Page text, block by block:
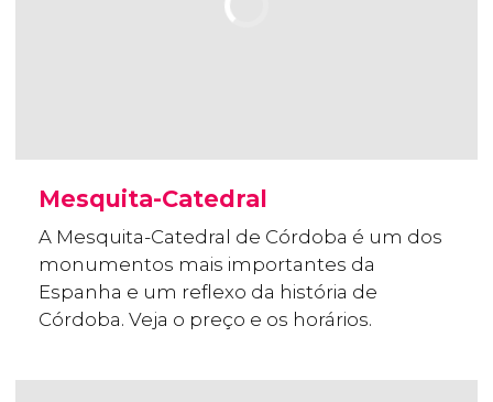
Mesquita-Catedral
A Mesquita-Catedral de Córdoba é um dos
monumentos mais importantes da
Espanha e um reflexo da história de
Córdoba. Veja o preço e os horários.